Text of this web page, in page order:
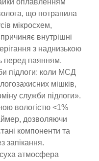
що потрапила
мікросхем,
внутрішні
з наднизькою
перед паянням.
підлоги: коли МСД
мішків,
служби підлоги».
вологістю <1%
дозволяючи
компоненти та
запікання.
атмосфера